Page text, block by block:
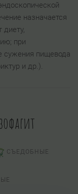
назначается
диету,
при
сужения пищевода
и др.).
СЪЕДОБНЫЕ